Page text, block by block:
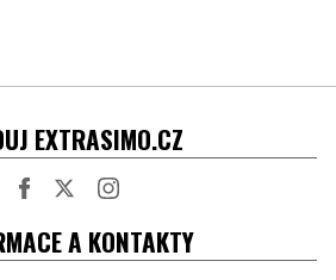
EXTRASIMO.CZ
A KONTAKTY